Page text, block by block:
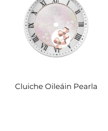
Cluiche Oileáin Pearla